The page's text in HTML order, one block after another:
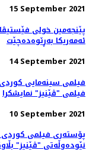
15 September 2021
پێنجەمین خولی
ئەمەریکا بەڕێوەدەچێت
14 September 2021
فیلمی سینەمایی کوردی
فیلمی "ڤێنیز" نمایشکرا
10 September 2021
پۆستەری فیلمی کوردی
نێودەوڵەتی "ڤێنیز"